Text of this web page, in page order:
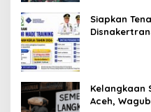
Siapkan
Kelangkaan
Aceh,